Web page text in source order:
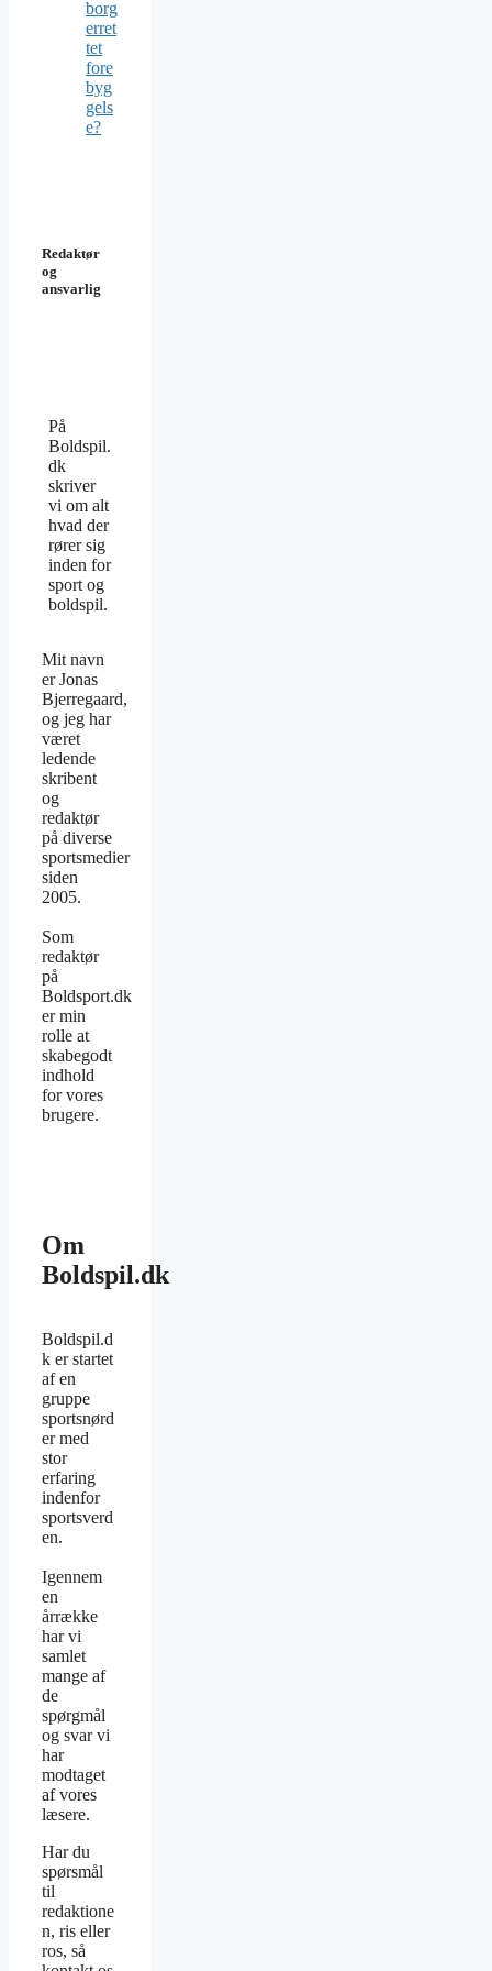
borg
erret
tet
fore
byg
gels
e?
Redaktør
og
ansvarlig
På
Boldspil.
dk
skriver
vi om alt
hvad der
rører sig
inden for
sport og
boldspil.
Mit navn
er Jonas
Bjerregaard,
og jeg har
været
ledende
skribent
og
redaktør
på diverse
sportsmedier
siden
2005.
Som
redaktør
på
Boldsport.dk
er min
rolle at
skabegodt
indhold
for vores
brugere.
Om
Boldspil.dk
Boldspil.d
k er startet
af en
gruppe
sportsnørd
er med
stor
erfaring
indenfor
sportsverd
en.
Igennem
en
årrække
har vi
samlet
mange af
de
spørgmål
og svar vi
har
modtaget
af vores
læsere.
Har du
spørsmål
til
redaktione
n, ris eller
ros, så